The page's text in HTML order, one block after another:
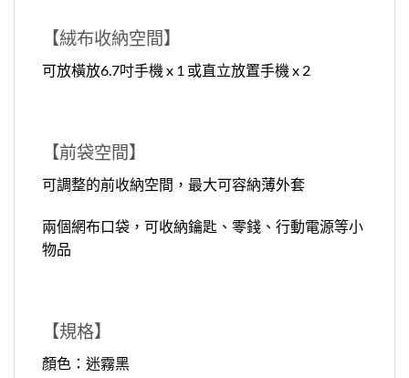
【絨布收納空間】
可放橫放6.7吋手機 x 1 或直立放置手機 x 2
【前袋空間】
可調整的前收納空間，最大可容納薄外套
兩個網布口袋，可收納鑰匙、零錢、行動電源等小
物品
【規格】
顏色：迷霧黑